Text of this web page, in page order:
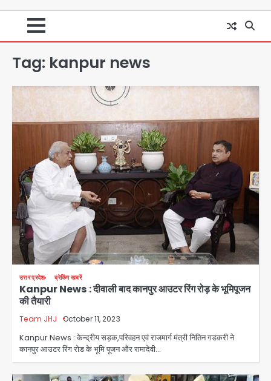
Tag: kanpur news
उत्तर प्रदेश ब्रेकिंग खबरें
Kanpur News : दीवाली बाद कानपुर आउटर रिंग रोड़ के भूमिपूजन
की तैयारी
Team JHJ October 11, 2023
Kanpur News : केन्द्रीय सड़क,परिवहन एवं राजमार्ग मंत्री नितिन गडकरी ने
कानपुर आउटर रिंग रोड के भूमि पूजन और रामादेवी…